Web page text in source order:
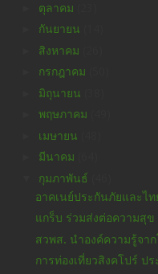
ตุลาคม
กันยายน
สิงหาคม
กรกฎาคม
มิถุนายน
พฤษภาคม
เมษายน
มีนาคม
กุมภาพันธ์
อาคเนย์ประกันภัยและไ
แกร็บ ร่วมส่งต่อความสุข
สวพส. นำองค์ความรู้จา
การท่องเที่ยวสิงคโปร์ ป